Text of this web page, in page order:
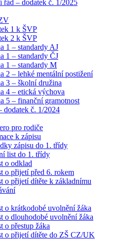
řád – dodatek č. 1/2025
1 k ŠVP
2 k ŠVP
1 – standardy AJ
1 – standardy ČJ
1 – standardy M
2 – lehké mentální postižení
3 – školní družina
4 – etická výchova
5 – finanční gramotnost
dodatek č. 1/2024
pro rodiče
k zápisu
zápisu do 1. třídy
list do 1. třídy
o odklad
o přijetí před 6. rokem
o přijetí dítěte k základnímu
o krátkodobé uvolnění žáka
o dlouhodobé uvolnění žáka
o přestup žáka
o přijetí dítěte do ZŠ CZ/UK